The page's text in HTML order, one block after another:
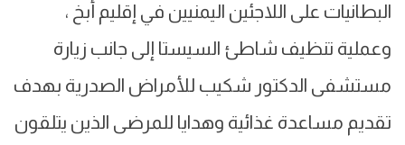
البطانيات على اللاجئين اليمنيين في إقليم أبخ ،
وعملية تنظيف شاطئ السيستا إلى جانب زيارة
مستشفى الدكتور شكيب للأمراض الصدرية بهدف
تقديم مساعدة غذائية وهدايا للمرضى الذين يتلقون